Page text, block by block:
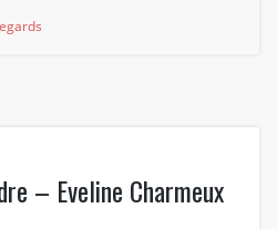
– Eveline Charmeux